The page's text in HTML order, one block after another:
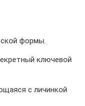
формы.
ключевой
с личинкой